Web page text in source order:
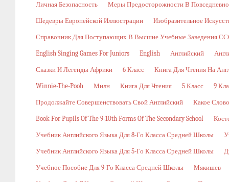
Личная Безопасность Меры Предосторожности В
Шедевры Европейской Иллюстрации Изобразительное
Справочник Для Поступающих В Высшие Учебные Заведения
English Singing Games For Juniors English Английский
Сказки И Легенды Африки 6 Класс Книга Для Чтения На
Winnie-The-Pooh Милн Книга Для Чтения 5 Класс 9
Продолжайте Совершенствовать Свой Английский Какое
Book For Pupils Of The 9-10th Forms Of The Secondary School
Учебник Английского Языка Для 8-Го Класса Средней Школы
Учебник Английского Языка Для 5-Го Класса Средней Школы
Учебное Пособие Для 9-Го Класса Средней Школы Мякишев